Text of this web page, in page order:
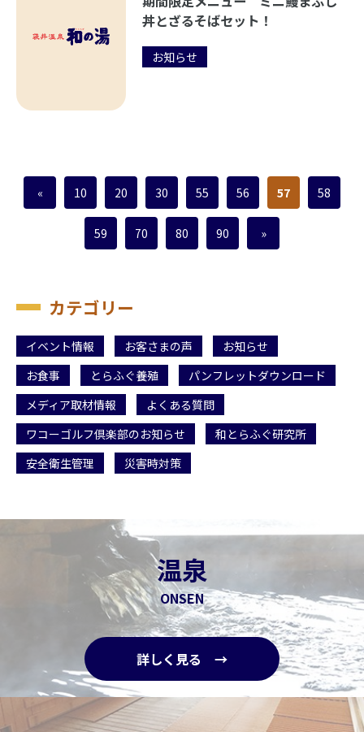
丼とざるそばセット！
お知らせ
« 10 20 30 55 56 57 58
59 70 80 90 »
カテゴリー
イベント情報 お客さまの声
お知らせ
お食事
とらふぐ養殖
パンフレットダウンロード
メディア取材情報
よくある質問
ワコーゴルフ倶楽部のお知らせ
和とらふぐ研究所
安全衛生管理
災害時対策
温泉
ONSEN
詳しく見る →